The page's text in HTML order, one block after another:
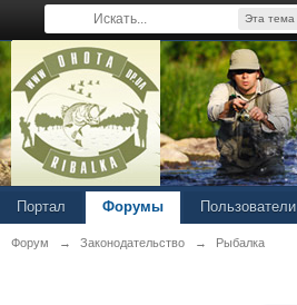
Эта тема
Портал Форумы Пользователи
Форум → Законодательство → Рыбалка